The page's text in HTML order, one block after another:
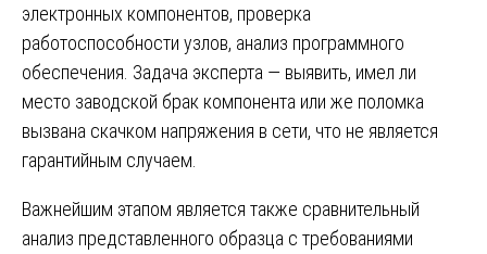
электронных компонентов, проверка
работоспособности узлов, анализ программного
обеспечения. Задача эксперта — выявить, имел ли
место заводской брак компонента или же поломка
вызвана скачком напряжения в сети, что не является
гарантийным случаем.
Важнейшим этапом является также сравнительный
анализ представленного образца с требованиями